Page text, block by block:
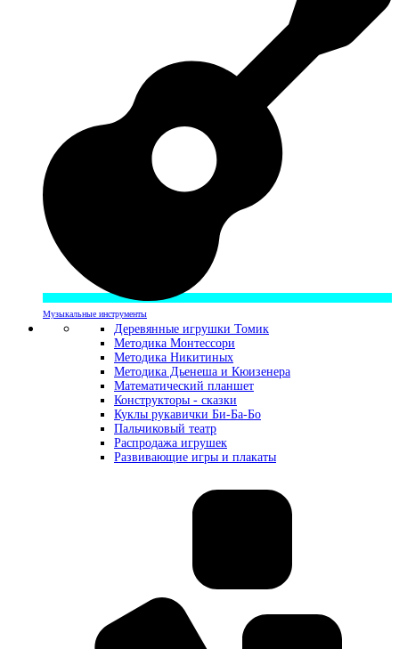
Музыкальные инструменты
Деревянные игрушки Томик
Методика Монтессори
Методика Никитиных
Методика Дьенеша и Кюизенера
Математический планшет
Конструкторы - сказки
Куклы рукавички Би-Ба-Бо
Пальчиковый театр
Распродажа игрушек
Развивающие игры и плакаты